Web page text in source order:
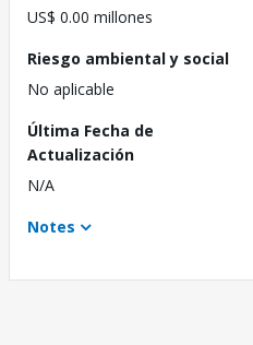
US$ 0.00 millones
Riesgo ambiental y social
No aplicable
Última Fecha de
Actualización
N/A
Notes